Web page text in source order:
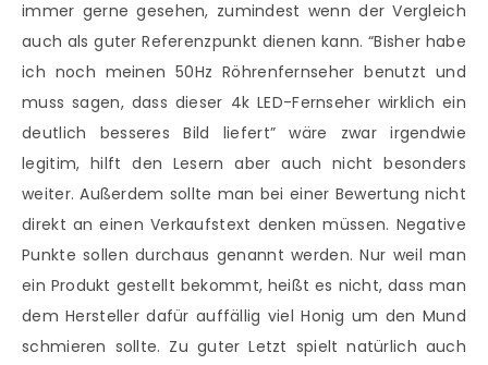
immer gerne gesehen, zumindest wenn der Vergleich
auch als guter Referenzpunkt dienen kann. “Bisher habe
ich noch meinen 50Hz Röhrenfernseher benutzt und
muss sagen, dass dieser 4k LED-Fernseher wirklich ein
deutlich besseres Bild liefert” wäre zwar irgendwie
legitim, hilft den Lesern aber auch nicht besonders
weiter. Außerdem sollte man bei einer Bewertung nicht
direkt an einen Verkaufstext denken müssen. Negative
Punkte sollen durchaus genannt werden. Nur weil man
ein Produkt gestellt bekommt, heißt es nicht, dass man
dem Hersteller dafür auffällig viel Honig um den Mund
schmieren sollte. Zu guter Letzt spielt natürlich auch